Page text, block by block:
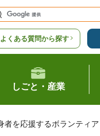
よくある質問から探す
しごと・産業
を応援するボランティア